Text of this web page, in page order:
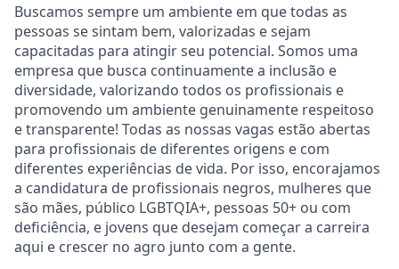
Buscamos sempre um ambiente em que todas as
pessoas se sintam bem, valorizadas e sejam
capacitadas para atingir seu potencial. Somos uma
empresa que busca continuamente a inclusão e
diversidade, valorizando todos os profissionais e
promovendo um ambiente genuinamente respeitoso
e transparente! Todas as nossas vagas estão abertas
para profissionais de diferentes origens e com
diferentes experiências de vida. Por isso, encorajamos
a candidatura de profissionais negros, mulheres que
são mães, público LGBTQIA+, pessoas 50+ ou com
deficiência, e jovens que desejam começar a carreira
aqui e crescer no agro junto com a gente.